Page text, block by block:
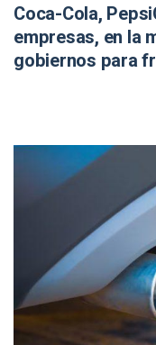
Coca-Cola,
empresas, en la
gobiernos para